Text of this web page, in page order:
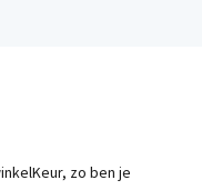
zo ben je